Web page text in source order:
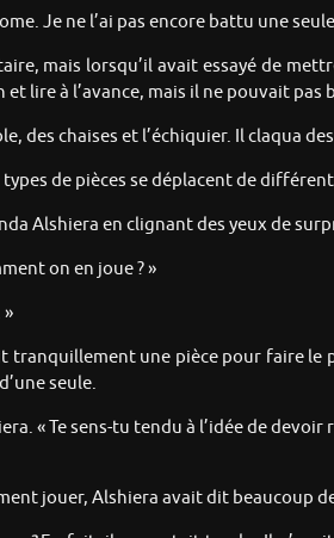
Je ne l’ai pas encore battu une
mais lorsqu’il avait essayé de
lire à l’avance, mais il ne pouvait pas
des chaises et l’échiquier. Il claqua
de pièces se déplacent de
Alshiera en clignant des yeux de
on en joue ? »
tranquillement une pièce pour faire
seule.
« Te sens-tu tendu à l’idée de
jouer, Alshiera avait dit beaucoup